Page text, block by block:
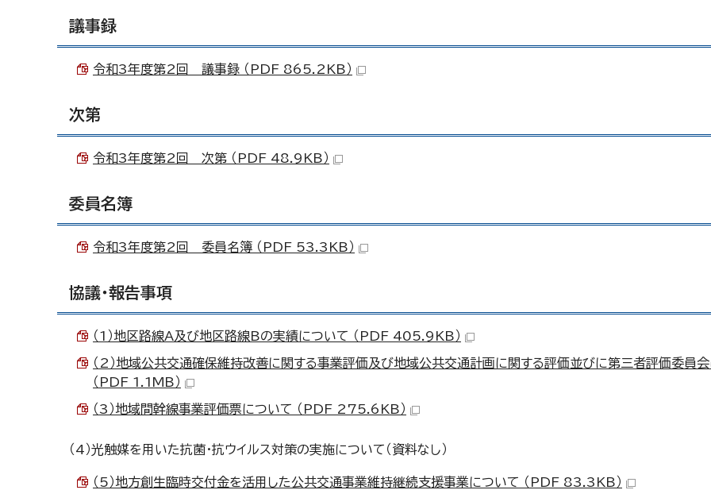
議事録
令和3年度第2回 議事録 （PDF 865.2KB）
次第
令和3年度第2回 次第 （PDF 48.9KB）
委員名簿
令和3年度第2回 委員名簿 （PDF 53.3KB）
協議・報告事項
（1）地区路線A及び地区路線Bの実績について （PDF 405.9KB）
（2）地域公共交通確保維持改善に関する事業評価及び地域公共交通計画に関する評価並びに第三者評価委員
（PDF 1.1MB）
（3）地域間幹線事業評価票について （PDF 275.6KB）
（4）光触媒を用いた抗菌・抗ウイルス対策の実施について（資料なし）
（5）地方創生臨時交付金を活用した公共交通事業維持継続支援事業について （PDF 83.3KB）